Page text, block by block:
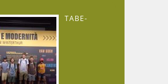
TABE-